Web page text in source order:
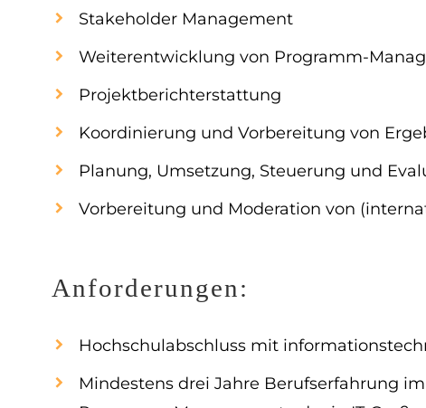
Stakeholder Management
Weiterentwicklung von Programm-
Projektberichterstattung
Koordinierung und Vorbereitung von
Planung, Umsetzung, Steuerung und
Vorbereitung und Moderation von
Anforderungen:
Hochschulabschluss mit
Mindestens drei Jahre Berufserfahrung